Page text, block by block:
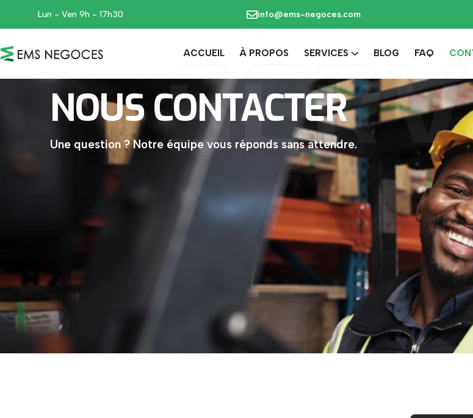
Lun - Ven 9h - 17h30 info@ems-negoces.com
ACCUEIL À PROPOS SERVICES BLOG FAQ
NOUS CONTACTER
Une question ? Notre équipe vous réponds sans attendre.